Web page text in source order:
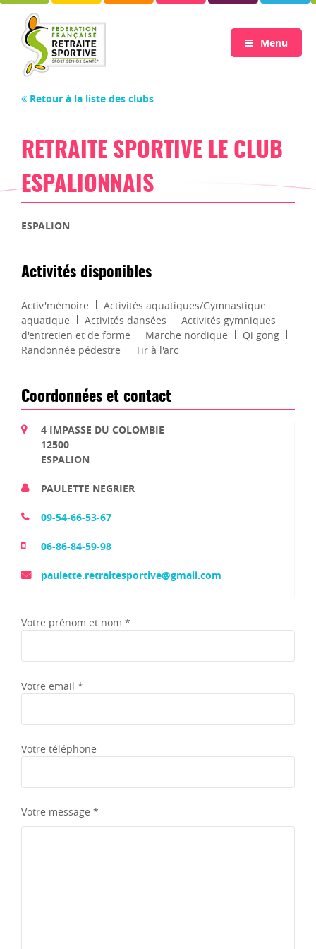
Retour à la liste des clubs
RETRAITE SPORTIVE LE CLUB
ESPALIONNAIS
ESPALION
Activités disponibles
Activ'mémoire
Activités aquatiques/Gymnastique
aquatique
Activités dansées
Activités gymniques
d'entretien et de forme
Marche nordique
Qi gong
Randonnée pédestre
Tir à l'arc
Coordonnées et contact
4 IMPASSE DU COLOMBIE
12500
ESPALION
PAULETTE NEGRIER
09-54-66-53-67
06-86-84-59-98
paulette.retraitesportive@gmail.com
Votre prénom et nom *
Votre email *
Votre téléphone
Votre message *
Menu